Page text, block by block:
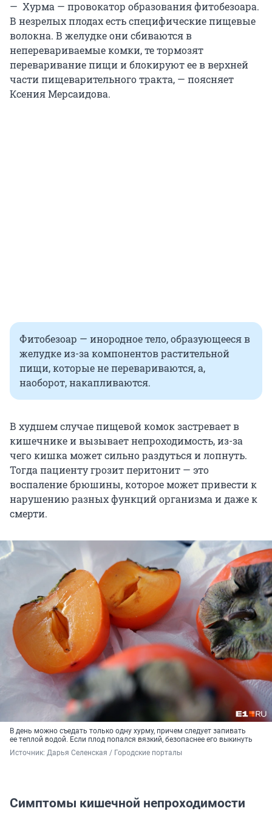
— Хурма — провокатор образования фитобезоара.
В незрелых плодах есть специфические пищевые
волокна. В желудке они сбиваются в
неперевариваемые комки, те тормозят
переваривание пищи и блокируют ее в верхней
части пищеварительного тракта, — поясняет
Ксения Мерсаидова.
Фитобезоар — инородное тело, образующееся в
желудке из-за компонентов растительной
пищи, которые не перевариваются, а,
наоборот, накапливаются.
В худшем случае пищевой комок застревает в
кишечнике и вызывает непроходимость, из-за
чего кишка может сильно раздуться и лопнуть.
Тогда пациенту грозит перитонит — это
воспаление брюшины, которое может привести к
нарушению разных функций организма и даже к
смерти.
В день можно съедать только одну хурму, причем следует запивать
ее теплой водой. Если плод попался вязкий, безопаснее его выкинуть
Источник: Дарья Селенская / Городские порталы
Симптомы кишечной непроходимости